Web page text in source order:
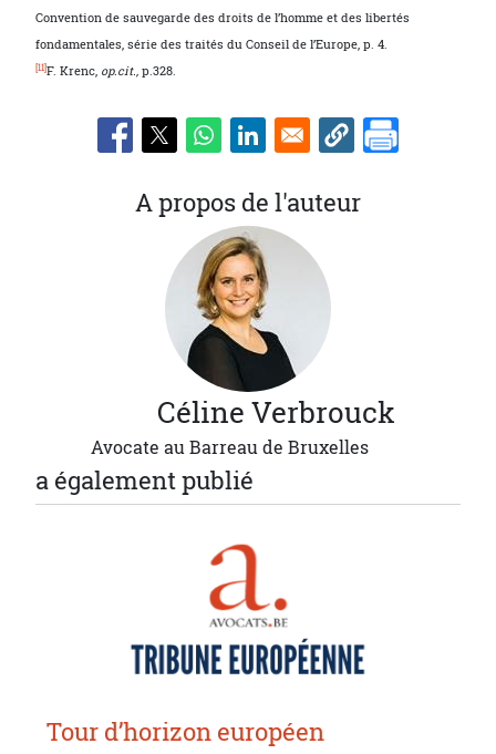
Convention de sauvegarde des droits de l’homme et des libertés
fondamentales, série des traités du Conseil de l’Europe, p. 4.
[11]F. Krenc, op.cit., p.328.
A propos de l'auteur
Céline Verbrouck
Avocate au Barreau de Bruxelles
a également publié
Tour d’horizon européen